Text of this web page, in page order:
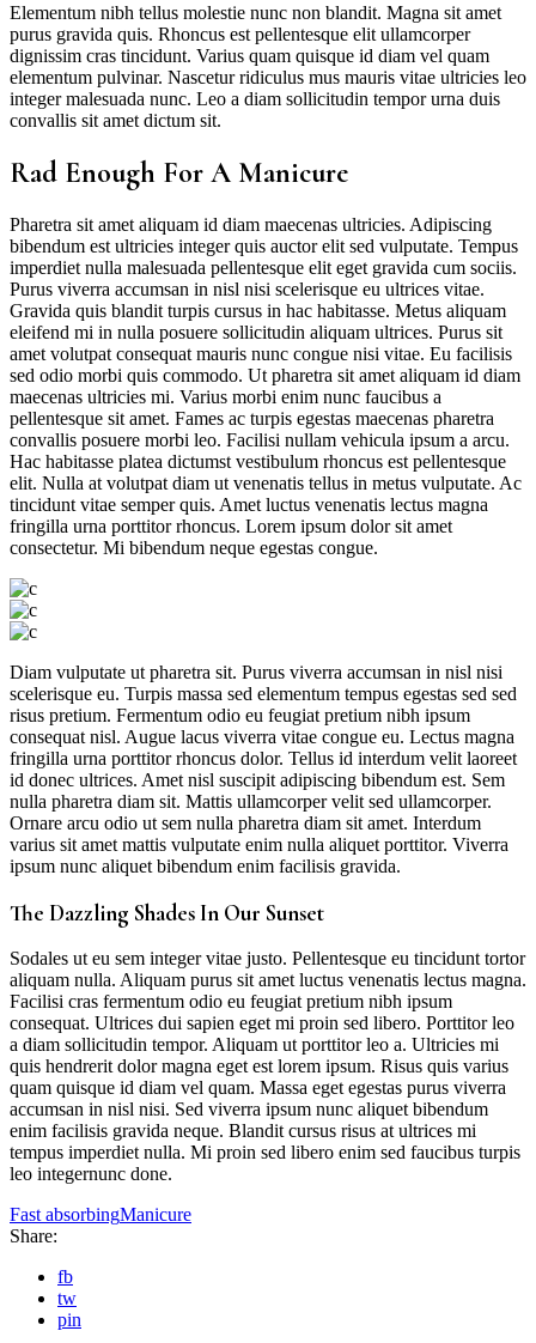
Elementum nibh tellus molestie nunc non blandit. Magna sit amet
purus gravida quis. Rhoncus est pellentesque elit ullamcorper
dignissim cras tincidunt. Varius quam quisque id diam vel quam
elementum pulvinar. Nascetur ridiculus mus mauris vitae ultricies leo
integer malesuada nunc. Leo a diam sollicitudin tempor urna duis
convallis sit amet dictum sit.
Rad Enough For A Manicure
Pharetra sit amet aliquam id diam maecenas ultricies. Adipiscing
bibendum est ultricies integer quis auctor elit sed vulputate. Tempus
imperdiet nulla malesuada pellentesque elit eget gravida cum sociis.
Purus viverra accumsan in nisl nisi scelerisque eu ultrices vitae.
Gravida quis blandit turpis cursus in hac habitasse. Metus aliquam
eleifend mi in nulla posuere sollicitudin aliquam ultrices. Purus sit
amet volutpat consequat mauris nunc congue nisi vitae. Eu facilisis
sed odio morbi quis commodo. Ut pharetra sit amet aliquam id diam
maecenas ultricies mi. Varius morbi enim nunc faucibus a
pellentesque sit amet. Fames ac turpis egestas maecenas pharetra
convallis posuere morbi leo. Facilisi nullam vehicula ipsum a arcu.
Hac habitasse platea dictumst vestibulum rhoncus est pellentesque
elit. Nulla at volutpat diam ut venenatis tellus in metus vulputate. Ac
tincidunt vitae semper quis. Amet luctus venenatis lectus magna
fringilla urna porttitor rhoncus. Lorem ipsum dolor sit amet
consectetur. Mi bibendum neque egestas congue.
Diam vulputate ut pharetra sit. Purus viverra accumsan in nisl nisi
scelerisque eu. Turpis massa sed elementum tempus egestas sed sed
risus pretium. Fermentum odio eu feugiat pretium nibh ipsum
consequat nisl. Augue lacus viverra vitae congue eu. Lectus magna
fringilla urna porttitor rhoncus dolor. Tellus id interdum velit laoreet
id donec ultrices. Amet nisl suscipit adipiscing bibendum est. Sem
nulla pharetra diam sit. Mattis ullamcorper velit sed ullamcorper.
Ornare arcu odio ut sem nulla pharetra diam sit amet. Interdum
varius sit amet mattis vulputate enim nulla aliquet porttitor. Viverra
ipsum nunc aliquet bibendum enim facilisis gravida.
The Dazzling Shades In Our Sunset
Sodales ut eu sem integer vitae justo. Pellentesque eu tincidunt tortor
aliquam nulla. Aliquam purus sit amet luctus venenatis lectus magna.
Facilisi cras fermentum odio eu feugiat pretium nibh ipsum
consequat. Ultrices dui sapien eget mi proin sed libero. Porttitor leo
a diam sollicitudin tempor. Aliquam ut porttitor leo a. Ultricies mi
quis hendrerit dolor magna eget est lorem ipsum. Risus quis varius
quam quisque id diam vel quam. Massa eget egestas purus viverra
accumsan in nisl nisi. Sed viverra ipsum nunc aliquet bibendum
enim facilisis gravida neque. Blandit cursus risus at ultrices mi
tempus imperdiet nulla. Mi proin sed libero enim sed faucibus turpis
leo integernunc done.
Fast absorbingManicure
Share:
fb
tw
pin